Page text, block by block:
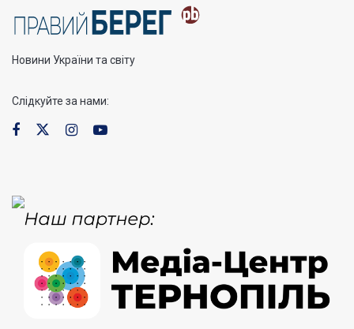
Новини України та світу
Слідкуйте за нами: